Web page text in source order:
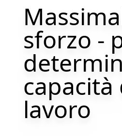
sforzo -
capacità
lavoro